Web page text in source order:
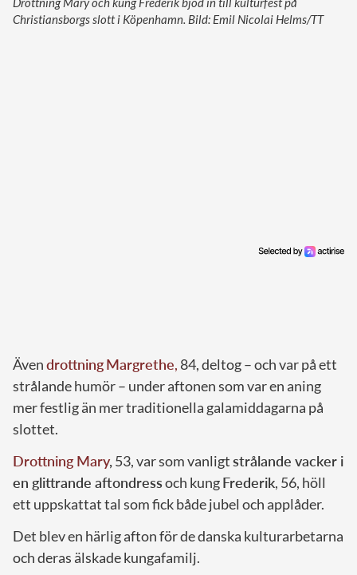
Christiansborgs slott i Köpenhamn. Bild: Emil Nicolai Helms/TT
ÄvendrottningMargrethe, 84, deltog – och var på ett
strålande humör – under aftonen som var en aning
mer festlig än mer traditionella galamiddagarna på
slottet.
Drottning Mary, 53, var som vanligtstrålande vacker i
en glittrande aftondressoch kungFrederik, 56, höll
ett uppskattat tal som fick både jubel och applåder.
Det blev en härlig afton för de danska kulturarbetarna
och deras älskade kungafamilj.